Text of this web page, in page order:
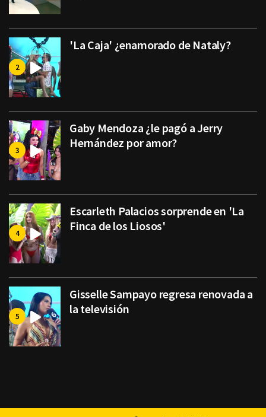
'La Caja' ¿enamorado de Nataly?
Gaby Mendoza ¿le pagó a Jerry
Hernández por amor?
Escarleth Palacios sorprende en 'La
Finca de los Liosos'
Gisselle Sampayo regresa renovada a
la televisión